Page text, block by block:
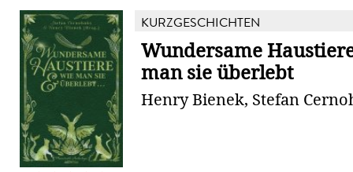
KURZGESCHICHTEN
Wundersame
man sie überlebt
Henry Bienek, Stefan